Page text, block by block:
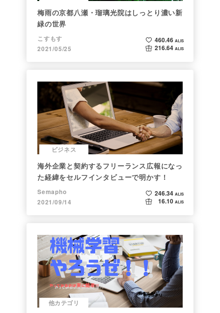
梅雨の京都八瀬・瑠璃光院はしっとり濃い新
緑の世界
こすもす
2021/05/25
460.46 ALIS
216.64 ALIS
ビジネス
海外企業と契約するフリーランス広報になっ
た経緯をセルフインタビューで明かす！
Semapho
2021/09/14
246.34 ALIS
16.10 ALIS
他カテゴリ